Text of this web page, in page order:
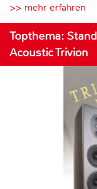
>> mehr erfahren
Topthema:
Acoustic Trivion